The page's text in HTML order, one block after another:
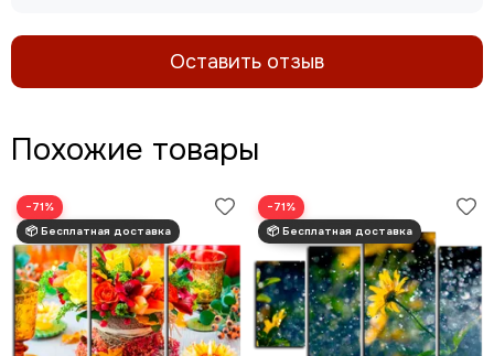
Оставить отзыв
Похожие товары
−71% −71%